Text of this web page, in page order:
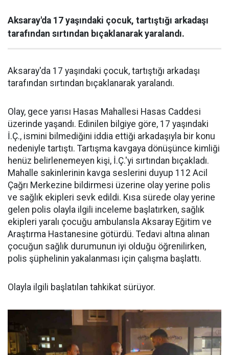
Aksaray'da 17 yaşındaki çocuk, tartıştığı arkadaşı
tarafından sırtından bıçaklanarak yaralandı.
Aksaray'da 17 yaşındaki çocuk, tartıştığı arkadaşı
tarafından sırtından bıçaklanarak yaralandı.
Olay, gece yarısı Hasas Mahallesi Hasas Caddesi
üzerinde yaşandı. Edinilen bilgiye göre, 17 yaşındaki
İ.Ç., ismini bilmediğini iddia ettiği arkadaşıyla bir konu
nedeniyle tartıştı. Tartışma kavgaya dönüşünce kimliği
henüz belirlenemeyen kişi, İ.Ç.'yi sırtından bıçakladı.
Mahalle sakinlerinin kavga seslerini duyup 112 Acil
Çağrı Merkezine bildirmesi üzerine olay yerine polis
ve sağlık ekipleri sevk edildi. Kısa sürede olay yerine
gelen polis olayla ilgili inceleme başlatırken, sağlık
ekipleri yaralı çocuğu ambulansla Aksaray Eğitim ve
Araştırma Hastanesine götürdü. Tedavi altına alınan
çocuğun sağlık durumunun iyi olduğu öğrenilirken,
polis şüphelinin yakalanması için çalışma başlattı.
Olayla ilgili başlatılan tahkikat sürüyor.